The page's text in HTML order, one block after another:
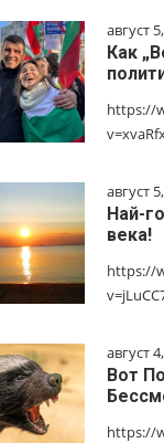
август
Как
https://
август
Най-
века!
https://
август
Вот
https://